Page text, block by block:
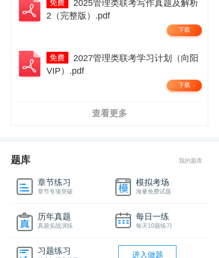
2（完整版）.pdf
下载
VIP）.pdf
下载
查看更多
题库 我的题库
章节练习
章节专项突破
模拟考场
海量免费试题
历年真题
真题实战演练
每日一练
每天10题练习
习题练习 进入做题